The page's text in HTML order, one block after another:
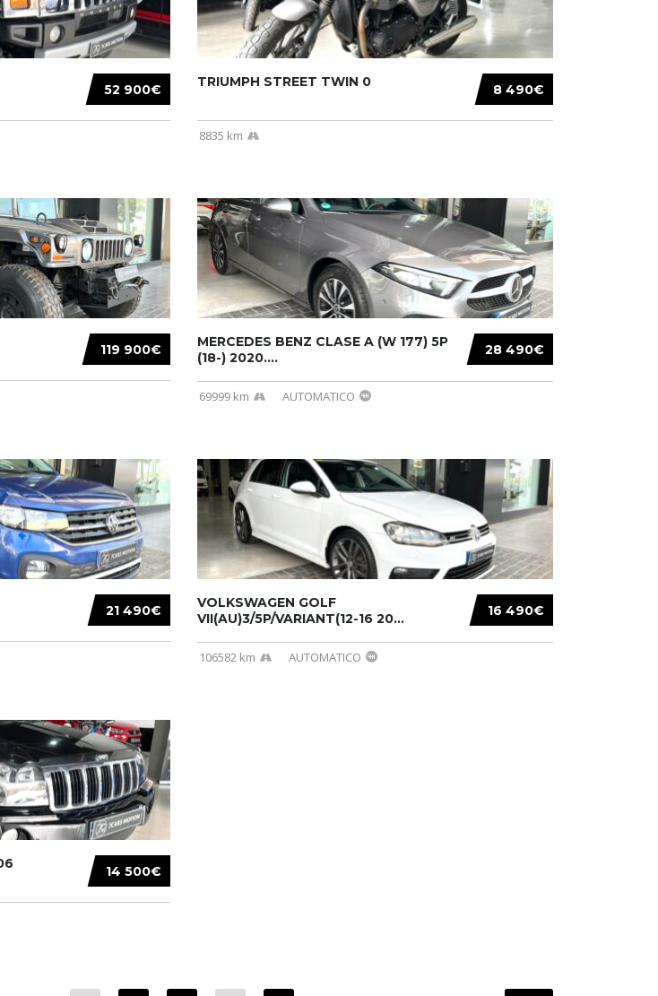
52 900€ 8 490€
TRIUMPH STREET TWIN 0
8835 km
119 900€ 28 490€
MERCEDES BENZ CLASE A (W 177) 5P
(18-) 2020....
69999 km AUTOMATICO
21 490€ 16 490€
VOLKSWAGEN GOLF
VII(AU)3/5P/VARIANT(12-16 20...
106582 km AUTOMATICO
14 500€